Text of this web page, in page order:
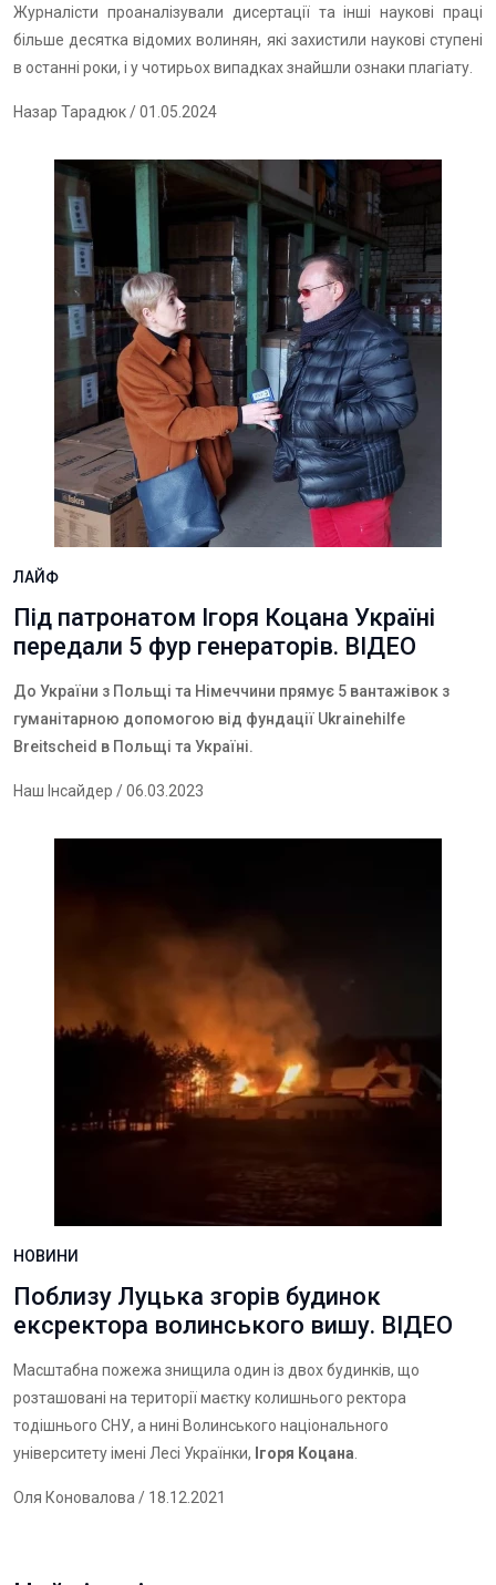
Журналісти проаналізували дисертації та інші наукові праці
більше десятка відомих волинян, які захистили наукові ступені
в останні роки, і у чотирьох випадках знайшли ознаки плагіату.
Назар Тарадюк/ 01.05.2024
ЛАЙФ
Під патронатом Ігоря Коцана Україні
передали 5 фур генераторів. ВІДЕО
До України з Польщі та Німеччини прямує 5 вантажівок з
гуманітарною допомогою від фундації Ukrainehilfe
Breitscheid в Польщі та Україні.
Наш Інсайдер / 06.03.2023
НОВИНИ
Поблизу Луцька згорів будинок
ексректора волинського вишу. ВІДЕО
Масштабна пожежа знищила один із двох будинків, що
розташовані на території маєтку колишнього ректора
тодішнього СНУ, а нині Волинського національного
університету імені Лесі Українки, Ігоря Коцана
Оля Коновалова / 18.12.2021